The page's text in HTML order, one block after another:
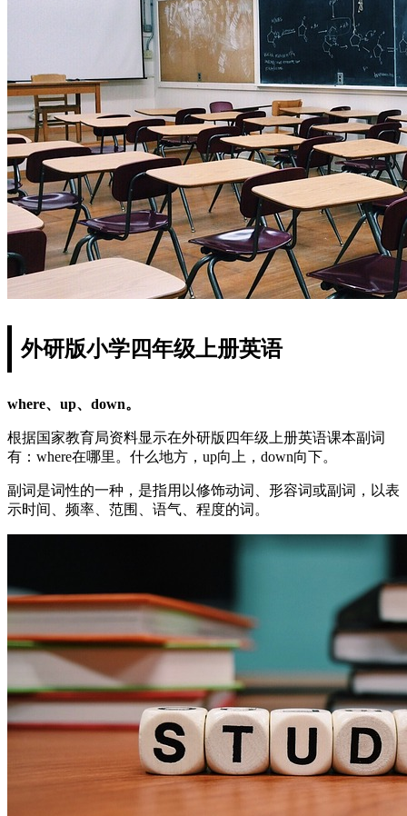
外研版小学四年级上册英语
where、up、down。
根据国家教育局资料显示在外研版四年级上册英语课本副词
有：where在哪里。什么地方，up向上，down向下。
副词是词性的一种，是指用以修饰动词、形容词或副词，以表
示时间、频率、范围、语气、程度的词。